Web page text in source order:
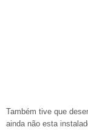
Também tive que
ainda não esta